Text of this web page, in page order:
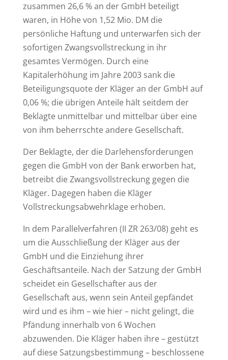
zusammen 26,6 % an der GmbH beteiligt
waren, in Höhe von 1,52 Mio. DM die
persönliche Haftung und unterwarfen sich der
sofortigen Zwangsvollstreckung in ihr
gesamtes Vermögen. Durch eine
Kapitalerhöhung im Jahre 2003 sank die
Beteiligungsquote der Kläger an der GmbH auf
0,06 %; die übrigen Anteile hält seitdem der
Beklagte unmittelbar und mittelbar über eine
von ihm beherrschte andere Gesellschaft.
Der Beklagte, der die Darlehensforderungen
gegen die GmbH von der Bank erworben hat,
betreibt die Zwangsvollstreckung gegen die
Kläger. Dagegen haben die Kläger
Vollstreckungsabwehrklage erhoben.
In dem Parallelverfahren (II ZR 263/08) geht es
um die Ausschließung der Kläger aus der
GmbH und die Einziehung ihrer
Geschäftsanteile. Nach der Satzung der GmbH
scheidet ein Gesellschafter aus der
Gesellschaft aus, wenn sein Anteil gepfändet
wird und es ihm – wie hier – nicht gelingt, die
Pfändung innerhalb von 6 Wochen
abzuwenden. Die Kläger haben ihre – gestützt
auf diese Satzungsbestimmung – beschlossene